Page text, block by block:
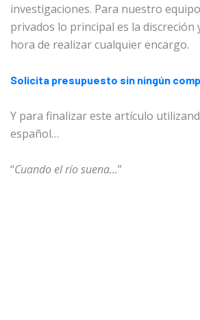
investigaciones. Para nuestro
privados lo principal es la discreción
hora de realizar cualquier encargo.
Solicita presupuesto sin ningún
Y para finalizar este artículo
español…
“Cuando el río suena…”